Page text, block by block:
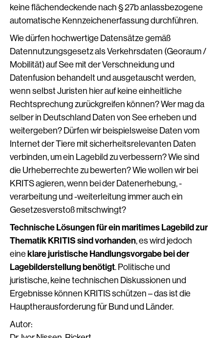
keine flächendeckende nach § 27b anlassbezogene
automatische Kennzeichenerfassung durchführen.
Wie dürfen hochwertige Datensätze gemäß
Datennutzungsgesetz als Verkehrsdaten (Georaum /
Mobilität) auf See mit der Verschneidung und
Datenfusion behandelt und ausgetauscht werden,
wenn selbst Juristen hier auf keine einheitliche
Rechtsprechung zurückgreifen können? Wer mag da
selber in Deutschland Daten von See erheben und
weitergeben? Dürfen wir beispielsweise Daten vom
Internet der Tiere mit sicherheitsrelevanten Daten
verbinden, um ein Lagebild zu verbessern? Wie sind
die Urheberrechte zu bewerten? Wie wollen wir bei
KRITS agieren, wenn bei der Datenerhebung, -
verarbeitung und -weiterleitung immer auch ein
Gesetzesverstoß mitschwingt?
Technische Lösungen für ein maritimes Lagebild zur
Thematik KRITIS sind vorhanden, es wird jedoch
eineklare juristische Handlungsvorgabe bei der
Lagebilderstellung benötigt. Politische und
juristische, keine technischen Diskussionen und
Ergebnisse können KRITIS schützen – das ist die
Hauptherausforderung für Bund und Länder.
Autor: